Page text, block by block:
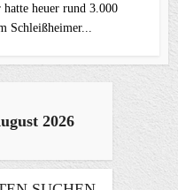
heuer rund 3.000
Schleißheimer...
2026